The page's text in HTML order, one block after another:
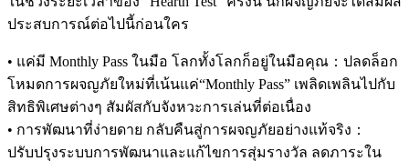
ประสบการณ์ต่อไปนี้ก่อนใคร
• แค่มี Monthly Pass ในมือ โลกทั้งโลกก็อยู่ในมือคุณ ： ปลดล็อก
โหมดการผจญภัยใหม่ที่เน้นแค่“Monthly Pass” เพลิดเพลินไปกับ
สิทธิพิเศษต่างๆ สัมผัสกับจังหวะการเล่นที่ต่อเนื่อง
• การพัฒนาที่ง่ายดาย กลับคืนสู่การผจญภัยอย่างแท้จริง ：
ปรับปรุงระบบการพัฒนาและแก้ไขการสุ่มรางวัล ลดภาระใน